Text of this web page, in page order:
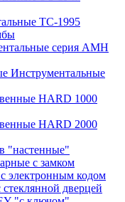
ТС-1995
серия AMH
Инструментальные
HARD 1000
HARD 2000
"настенные"
с замком
кодом
дверцей